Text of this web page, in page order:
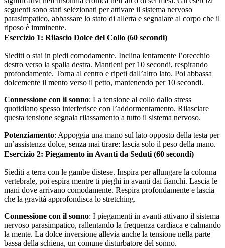
seguenti sono stati selezionati per attivare il sistema nervoso
parasimpatico, abbassare lo stato di allerta e segnalare al corpo che il
riposo è imminente.
Esercizio 1: Rilascio Dolce del Collo (60 secondi)
Siediti o stai in piedi comodamente. Inclina lentamente l’orecchio
destro verso la spalla destra. Mantieni per 10 secondi, respirando
profondamente. Torna al centro e ripeti dall’altro lato. Poi abbassa
dolcemente il mento verso il petto, mantenendo per 10 secondi.
Connessione con il sonno: La tensione al collo dallo stress
quotidiano spesso interferisce con l’addormentamento. Rilasciare
questa tensione segnala rilassamento a tutto il sistema nervoso.
Potenziamento: Appoggia una mano sul lato opposto della testa per
un’assistenza dolce, senza mai tirare: lascia solo il peso della mano.
Esercizio 2: Piegamento in Avanti da Seduti (60 secondi)
Siediti a terra con le gambe distese. Inspira per allungare la colonna
vertebrale, poi espira mentre ti pieghi in avanti dai fianchi. Lascia le
mani dove arrivano comodamente. Respira profondamente e lascia
che la gravità approfondisca lo stretching.
Connessione con il sonno: I piegamenti in avanti attivano il sistema
nervoso parasimpatico, rallentando la frequenza cardiaca e calmando
la mente. La dolce inversione allevia anche la tensione nella parte
bassa della schiena, un comune disturbatore del sonno.